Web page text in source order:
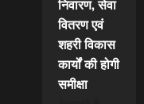
निवारण, सेवा
वितरण एवं
शहरी विकास
कार्यों की होगी
समीक्षा